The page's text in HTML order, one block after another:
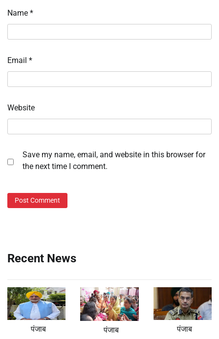
Name *
Email *
Website
Save my name, email, and website in this browser for
the next time I comment.
Recent News
पंजाब पंजाब पंजाब